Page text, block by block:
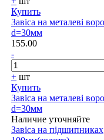
Купить
Завіса на металеві
d=30мм
155.00
-
+ шт
Купить
Завіса на металеві
d=30мм
Наличие уточняйте
Завіса на підшипниках